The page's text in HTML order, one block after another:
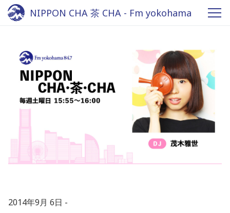
NIPPON CHA 茶 CHA - Fm yokohama
2014年9月 6日